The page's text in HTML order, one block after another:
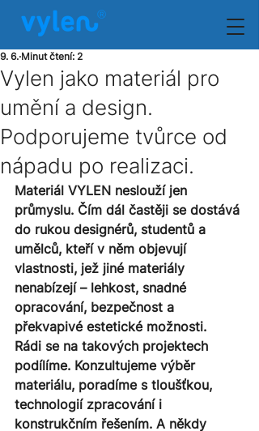
Vylen jako materiál pro
umění a design.
Podporujeme tvůrce od
nápadu po realizaci.
9. 6. Minut čtení: 2
Materiál VYLEN neslouží jen
průmyslu. Čím dál častěji se dostává
do rukou designérů, studentů a
umělců, kteří v něm objevují
vlastnosti, jež jiné materiály
nenabízejí – lehkost, snadné
opracování, bezpečnost a
překvapivé estetické možnosti.
Rádi se na takových projektech
podílíme. Konzultujeme výběr
materiálu, poradíme s tloušťkou,
technologií zpracování i
konstrukčním řešením. A někdy